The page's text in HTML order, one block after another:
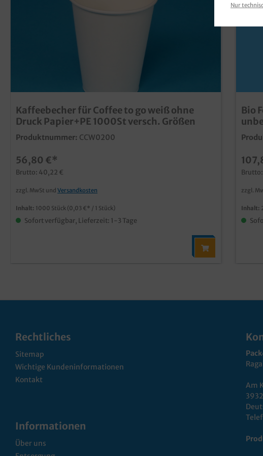
Kaffeebecher für Coffee to go weiß ohne
Druck Papier+PE 1000St versch. Größen
Produktnummer: CCW0200
56,80 €*
Brutto: 40,22 €
zzgl. MwSt und Versandkosten
Inhalt: 1000 Stück (0,03 €* / 1 Stück)
Sofort verfügbar, Lieferzeit: 1-3 Tage
Bio
zzgl.
Inhalt:
Rechtliches
Sitemap
Wichtige Kundeninformationen
Kontakt
Informationen
Über uns
Am
Nur